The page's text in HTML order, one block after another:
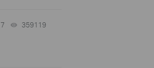
359119